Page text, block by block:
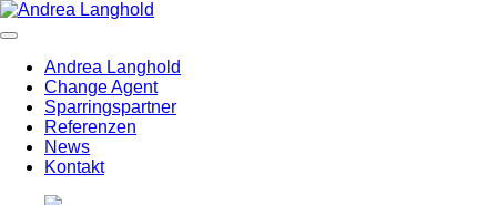
Andrea Langhold
Change Agent
Sparringspartner
Referenzen
News
Kontakt